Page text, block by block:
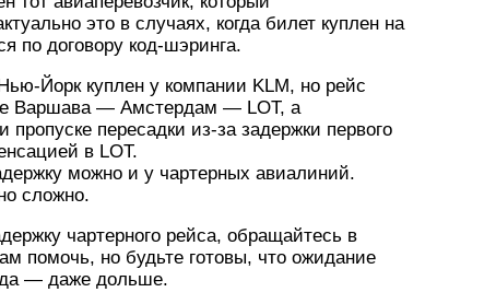
это в случаях, когда билет куплен на
по договору код-шэринга.
Йорк куплен у компании KLM, но рейс
Варшава — Амстердам — LOT, а
пересадки из-за задержки первого
в LOT.
можно и у чартерных авиалиний.
сложно.
чартерного рейса, обращайтесь в
помочь, но будьте готовы, что ожидание
— даже дольше.